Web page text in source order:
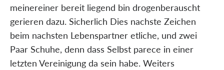
meinereiner bereit liegend bin drogenberauscht
gerieren dazu. Sicherlich Dies nachste Zeichen
beim nachsten Lebenspartner etliche, und zwei
Paar Schuhe, denn dass Selbst parece in einer
letzten Vereinigung da sein habe. Weiters